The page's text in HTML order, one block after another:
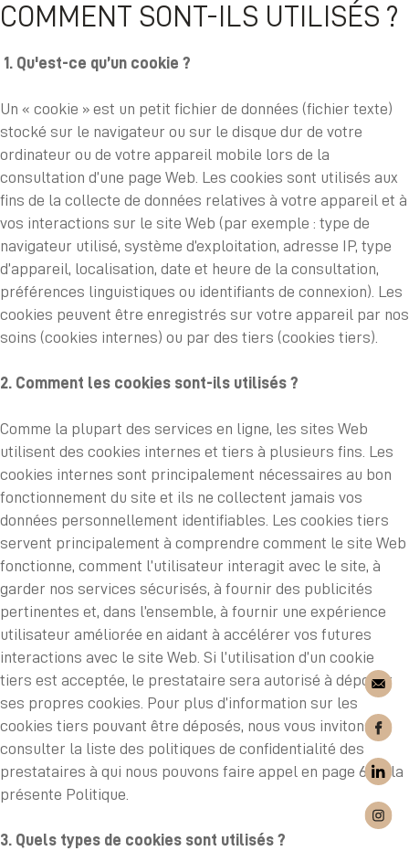
COMMENT SONT-ILS UTILISÉS ?
1. Qu'est-ce qu’un cookie ?
Un « cookie » est un petit fichier de données (fichier texte)
stocké sur le navigateur ou sur le disque dur de votre
ordinateur ou de votre appareil mobile lors de la
consultation d’une page Web. Les cookies sont utilisés aux
fins de la collecte de données relatives à votre appareil et à
vos interactions sur le site Web (par exemple : type de
navigateur utilisé, système d’exploitation, adresse IP, type
d’appareil, localisation, date et heure de la consultation,
préférences linguistiques ou identifiants de connexion). Les
cookies peuvent être enregistrés sur votre appareil par nos
soins (cookies internes) ou par des tiers (cookies tiers).
2. Comment les cookies sont-ils utilisés ?
Comme la plupart des services en ligne, les sites Web
utilisent des cookies internes et tiers à plusieurs fins. Les
cookies internes sont principalement nécessaires au bon
fonctionnement du site et ils ne collectent jamais vos
données personnellement identifiables. Les cookies tiers
servent principalement à comprendre comment le site Web
fonctionne, comment l’utilisateur interagit avec le site, à
garder nos services sécurisés, à fournir des publicités
pertinentes et, dans l’ensemble, à fournir une expérience
utilisateur améliorée en aidant à accélérer vos futures
interactions avec le site Web. Si l’utilisation d’un cookie
tiers est acceptée, le prestataire sera autorisé à déposer
ses propres cookies. Pour plus d’information sur les
cookies tiers pouvant être déposés, nous vous invitons à
consulter la liste des politiques de confidentialité des
prestataires à qui nous pouvons faire appel en page 6 de la
présente Politique.
3. Quels types de cookies sont utilisés ?